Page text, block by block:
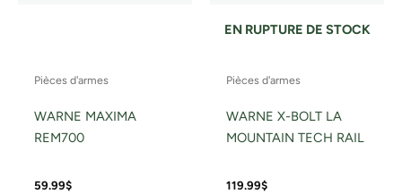
Pièces d'armes
WARNE MAXIMA
REM700
59.99$
EN RUPTURE DE STOCK
Pièces d'armes
WARNE X-BOLT LA
MOUNTAIN TECH RAIL
119.99$